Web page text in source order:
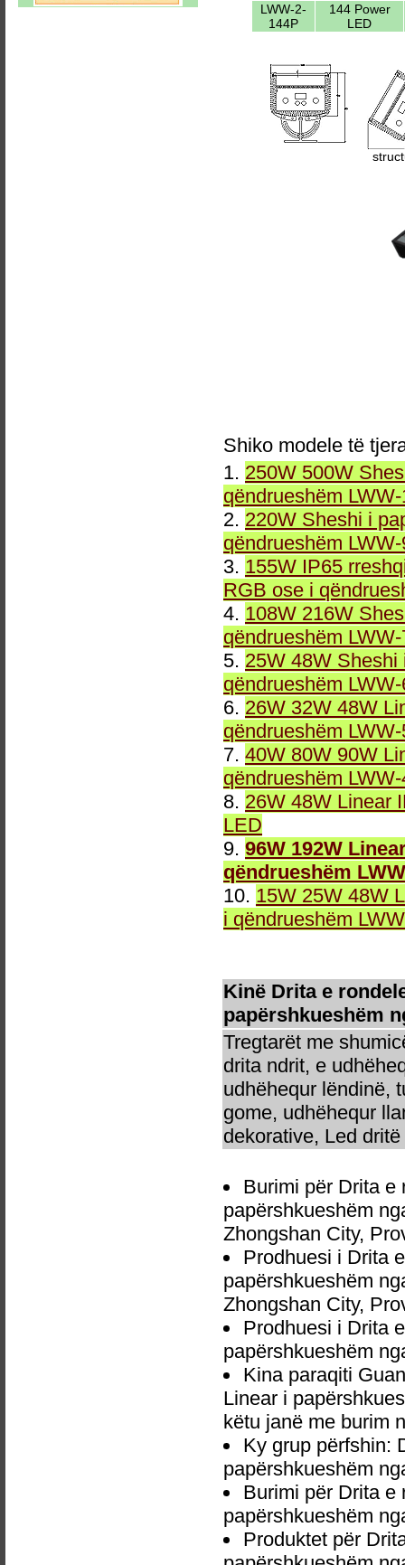
LWW-2-
144P
144 Power
LED
Shiko modele të
1. 250W 500W
qëndrueshëm
2. 220W Sheshi i
qëndrueshëm
3. 155W IP65
RGB ose i
4. 108W 216W
qëndrueshëm
5. 25W 48W
qëndrueshëm
6. 26W 32W 48W
qëndrueshëm
7. 40W 80W 90W
qëndrueshëm
8. 26W 48W Linear
LED
9. 96W 192W
qëndrueshëm
10. 15W 25W 48W
i qëndrueshëm
Kinë Drita e
papërshkueshëm
Tregtarët me
drita ndrit, e
udhëhequr lëndinë,
gome, udhëhequr
dekorative, Led
Burimi për Drita e
papërshkueshëm
Zhongshan City,
Prodhuesi i Drita
papërshkueshëm
Zhongshan City,
Prodhuesi i Drita
papërshkueshëm
Kina paraqiti
Linear i
këtu janë me burim
Ky grup përfshin:
papërshkueshëm
Burimi për Drita e
papërshkueshëm
Produktet për